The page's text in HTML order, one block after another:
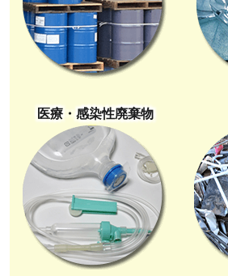
医療・感染性廃棄物